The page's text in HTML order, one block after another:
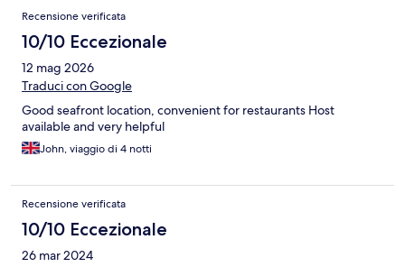
Recensione verificata
10/10 Eccezionale
12 mag 2026
Traduci con Google
Good seafront location, convenient for restaurants Host
available and very helpful
John, viaggio di 4 notti
Recensione verificata
10/10 Eccezionale
26 mar 2024